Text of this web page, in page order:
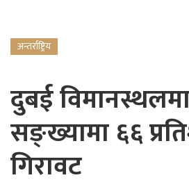
अन्तर्राष्ट्रिय
दुबई
सङ्ख्यामा ६६
गिरावट